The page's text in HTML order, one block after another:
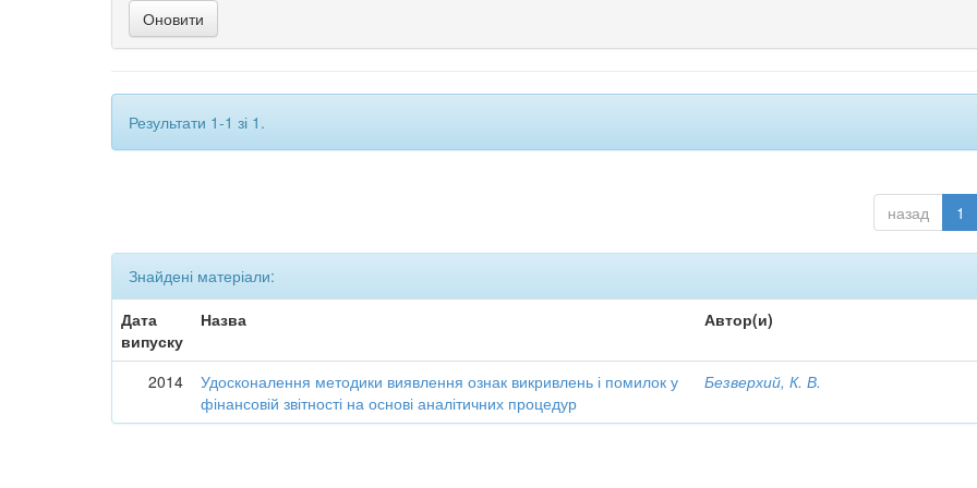
Результати 1-1 зі 1.
назад 1
Знайдені матеріали:
Дата
випуску
Назва Автор(и)
2014
Удосконалення методики виявлення ознак викривлень і помилок у
фінансовій звітності на основі аналітичних процедур
Безверхий, К. В.